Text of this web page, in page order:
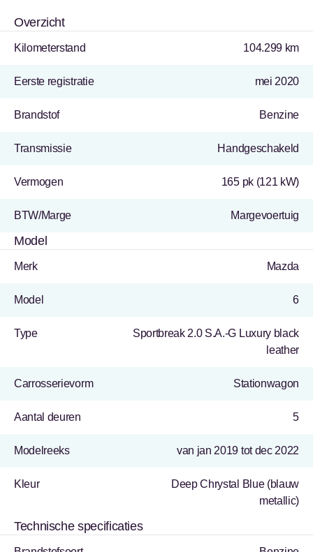
Overzicht
Kilometerstand 104.299 km
Eerste registratie mei 2020
Brandstof Benzine
Transmissie Handgeschakeld
Vermogen 165 pk (121 kW)
BTW/Marge Margevoertuig
Model
Merk Mazda
Model 6
Type
Sportbreak 2.0 S.A.-G Luxury black
leather
Carrosserievorm Stationwagon
Aantal deuren 5
Modelreeks van jan 2019 tot dec 2022
Kleur
Deep Chrystal Blue (blauw
metallic)
Technische specificaties